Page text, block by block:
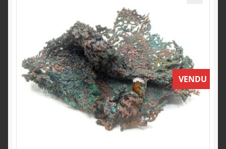
Français
Contactez-nous
Sites amis
VENDU